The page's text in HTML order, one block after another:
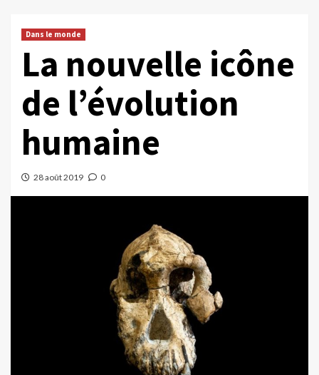
Dans le monde
La nouvelle icône
de l’évolution
humaine
28 août 2019 0